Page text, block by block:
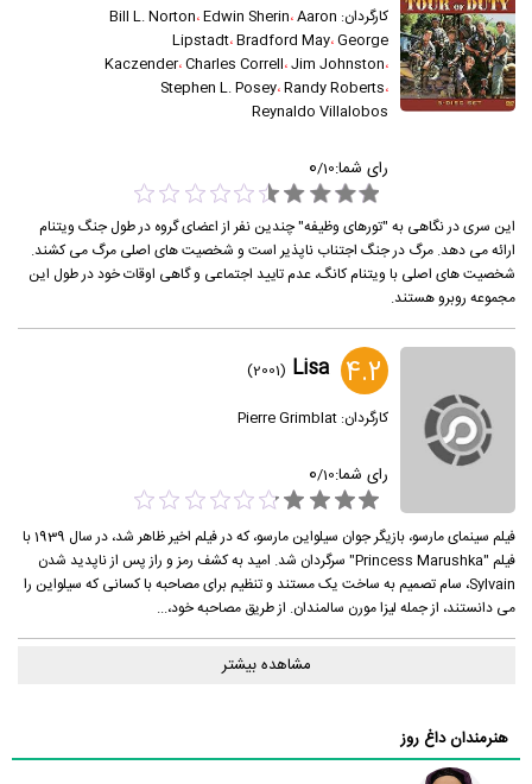
کارگردان:
Bill L. Norton،Edwin Sherin،Aaron
Lipstadt،Bradford May،George
Kaczender،Charles Correll،Jim Johnston،
Stephen L. Posey،Randy Roberts،
Reynaldo Villalobos
رای شما: 0/10
این سری در نگاهی به "تورهای وظیفه" چندین نفر از اعضای گروه در طول جنگ ویتنام
ارائه می دهد. مرگ در جنگ اجتناب ناپذیر است و شخصیت های اصلی مرگ می کشند.
شخصیت های اصلی با ویتنام کانگ، عدم تایید اجتماعی و گاهی اوقات خود در طول این
مجموعه روبرو هستند.
4.2
Lisa
(2001)
کارگردان:Pierre Grimblat
رای شما: 0/10
فیلم سینمای مارسو، بازیگر جوان سیلواین مارسو، که در فیلم اخیر ظاهر شد، در سال 1939 با
فیلم "Princess Marushka" سرگردان شد. امید به کشف رمز و راز پس از ناپدید شدن
Sylvain، سام تصمیم به ساخت یک مستند و تنظیم برای مصاحبه با کسانی که سیلواین را
می دانستند، از جمله لیزا مورن سالمندان. از طریق مصاحبه خود،...
مشاهده بیشتر
هنرمندان داغ روز